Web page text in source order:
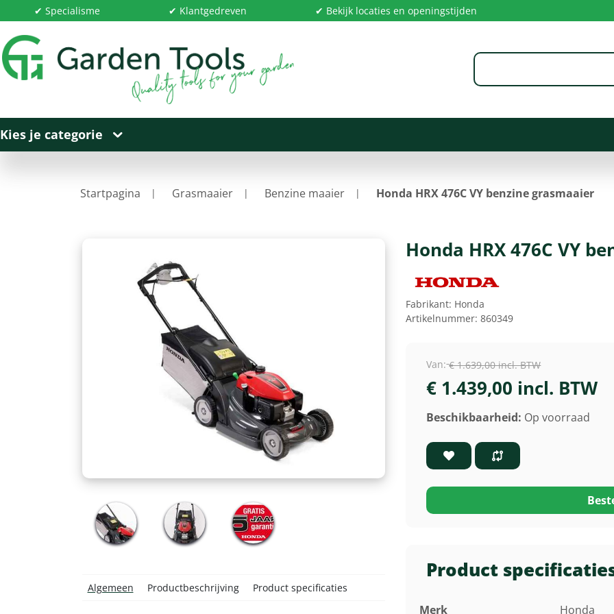
✔ Specialisme ✔ Klantgedreven ✔ Bekijk locaties en openingstijden
Kies je categorie
Startpagina Grasmaaier Benzine maaier Honda HRX 476C VY benzine grasmaaier
Algemeen Productbeschrijving Product specificaties
Honda HRX 476C VY
Fabrikant: Honda
Artikelnummer: 860349
Van: € 1.639,00 incl. BTW
€ 1.439,00 incl. BTW
Beschikbaarheid: Op voorraad
Product
Merk Honda